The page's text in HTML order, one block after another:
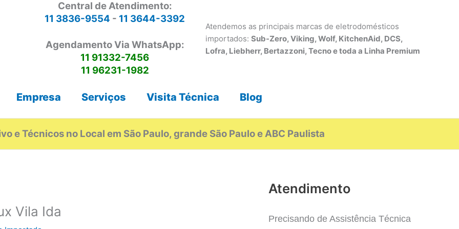
Central de Atendimento:
11 3836-9554 - 11 3644-3392
Agendamento Via WhatsApp:
11 91332-7456
11 96231-1982
Atendemos as principais marcas de eletrodomésticos
importados: Sub-Zero, Viking, Wolf, KitchenAid, DCS,
Lofra, Liebherr, Bertazzoni, Tecno e toda a Linha Premium
Empresa Serviços Visita Técnica Blog
e Técnicos no Local em São Paulo, grande São Paulo e ABC Paulista
Vila Ida
Atendimento
Precisando de Assistência Técnica